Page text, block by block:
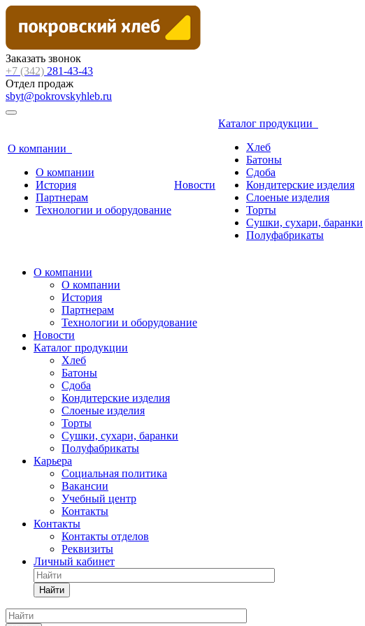
Заказать звонок
+7 (342) 281-43-43
Отдел продаж
sbyt@pokrovskyhleb.ru
О компании
О компании
История
Партнерам
Технологии и оборудование
Новости
Каталог продукции
Хлеб
Батоны
Сдоба
Кондитерские изделия
Слоеные изделия
Торты
Сушки, сухари, баранки
Полуфабрикаты
О компании
О компании
История
Партнерам
Технологии и оборудование
Новости
Каталог продукции
Хлеб
Батоны
Сдоба
Кондитерские изделия
Слоеные изделия
Торты
Сушки, сухари, баранки
Полуфабрикаты
Карьера
Социальная политика
Вакансии
Учебный центр
Контакты
Контакты
Контакты отделов
Реквизиты
Личный кабинет
Найти